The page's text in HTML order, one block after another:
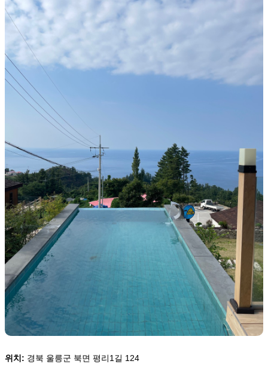
위치: 경북 울릉군 북면 평리1길 124